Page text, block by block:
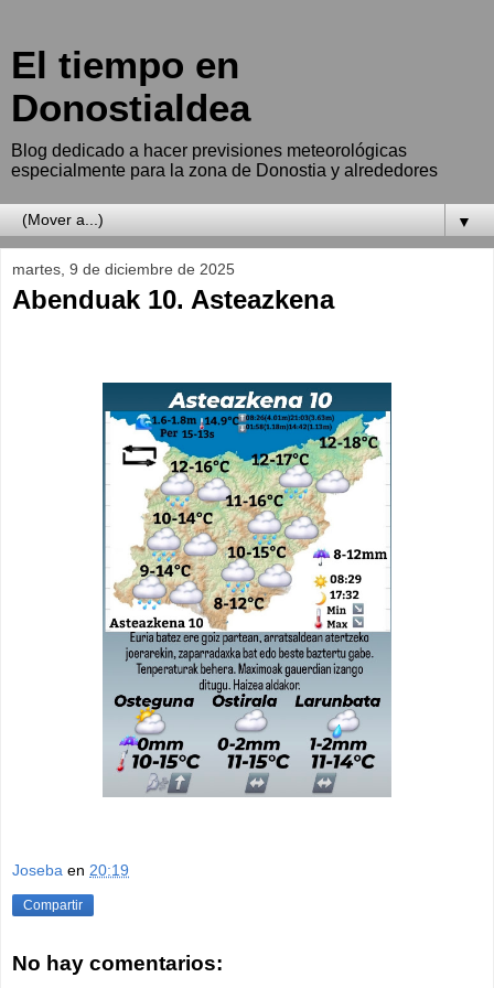
El tiempo en
Donostialdea
Blog dedicado a hacer previsiones meteorológicas
especialmente para la zona de Donostia y alrededores
▼
martes, 9 de diciembre de 2025
Abenduak 10. Asteazkena
Joseba en 20:19
Compartir
No hay comentarios: